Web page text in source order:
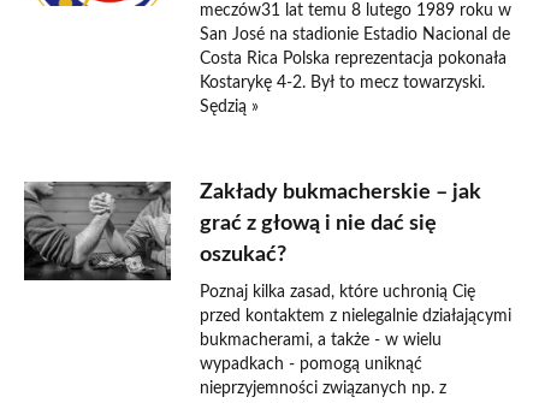
meczów31 lat temu 8 lutego 1989 roku w
San José na stadionie Estadio Nacional de
Costa Rica Polska reprezentacja pokonała
Kostarykę 4-2. Był to mecz towarzyski.
Sędzią »
Zakłady bukmacherskie – jak
grać z głową i nie dać się
oszukać?
Poznaj kilka zasad, które uchronią Cię
przed kontaktem z nielegalnie działającymi
bukmacherami, a także - w wielu
wypadkach - pomogą uniknąć
nieprzyjemności związanych np. z